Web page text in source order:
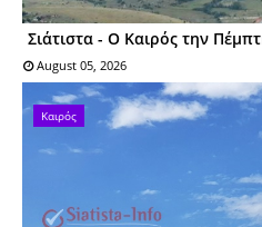
Σιάτιστα - Ο Καιρός την
August 05, 2026
Καιρός